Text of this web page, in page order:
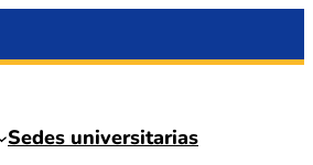
Sedes universitarias